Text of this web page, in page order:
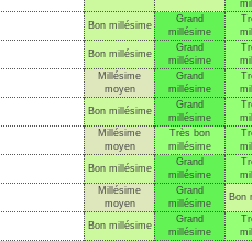
Bon millésime
Grand
millésime
Bon millésime
Grand
millésime
Millésime
moyen
Grand
millésime
Bon millésime
Grand
millésime
Millésime
moyen
Très bon
millésime
Bon millésime
Grand
millésime
Millésime
moyen
Grand
millésime
Bon
Bon millésime
Grand
millésime